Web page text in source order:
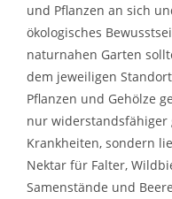
und Pflanzen an sich
ökologisches
naturnahen Garten
dem jeweiligen
Pflanzen und Gehölze
nur widerstandsfähiger
Krankheiten, sondern
Nektar für Falter,
Samenstände und